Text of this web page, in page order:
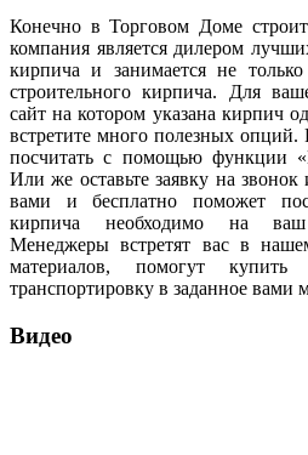
Конечно в Торговом Доме
компания является дилером
кирпича и занимается не
строительного кирпича. Для
сайт на котором указана кирпич
встретите много полезных
посчитать с помощью функции
Или же оставьте заявку на
вами и бесплатно поможет
кирпича необходимо на ваш
Менеджеры встретят вас в
материалов, помогут
транспортировку в заданное вами
Видео